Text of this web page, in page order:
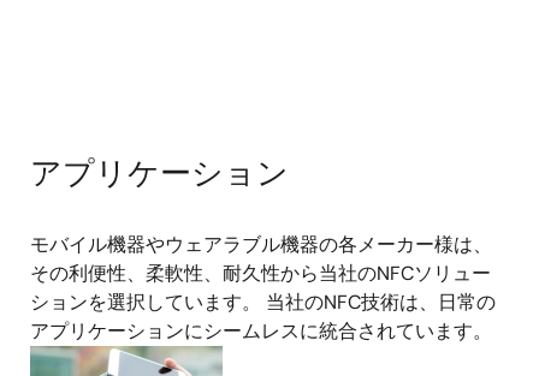
アプリケーション
ア
プ
リ
ケ
モバイル機器やウェアラブル機器の各メーカー様は、
その利便性、柔軟性、耐久性から当社のNFCソリュー
ションを選択しています。 当社のNFC技術は、日常の
アプリケーションにシームレスに統合されています。